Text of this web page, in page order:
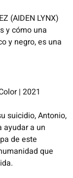
(AIDEN LYNX)
y cómo una
y negro, es una
| 2021
suicidio, Antonio,
ayudar a un
de este
que